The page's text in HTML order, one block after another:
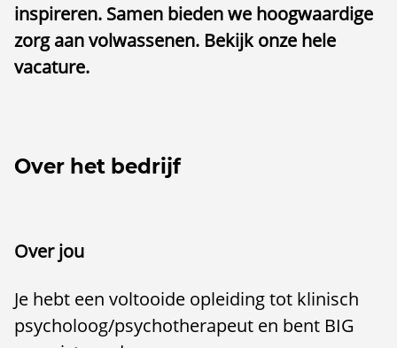
inspireren. Samen bieden we hoogwaardige
zorg aan volwassenen. Bekijk onze hele
vacature.
Over het bedrijf
Over jou
Je hebt een voltooide opleiding tot klinisch
psycholoog/psychotherapeut en bent BIG